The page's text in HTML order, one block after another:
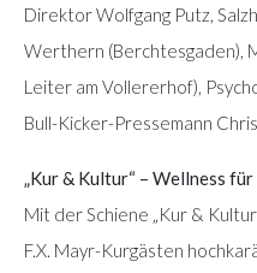
Direktor Wolfgang Putz,
Werthern (Berchtesgaden),
Leiter am Vollererhof),
Bull-Kicker-Pressemann
„Kur & Kultur“ – Wellness
Mit der Schiene „Kur &
F.X. Mayr-Kurgästen